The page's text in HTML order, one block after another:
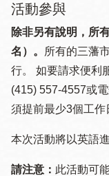
活動參與
除非另有說明，所
名）。
所有的三藩
行。 如要請求便利
(415) 557-4557或
須提 前最少3個工
本次活動將以英語
請注意： 此活動可